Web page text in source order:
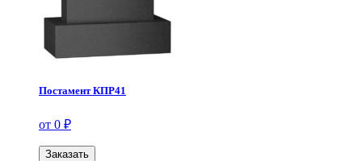
Постамент КПР41
от 0 ₽
Заказать